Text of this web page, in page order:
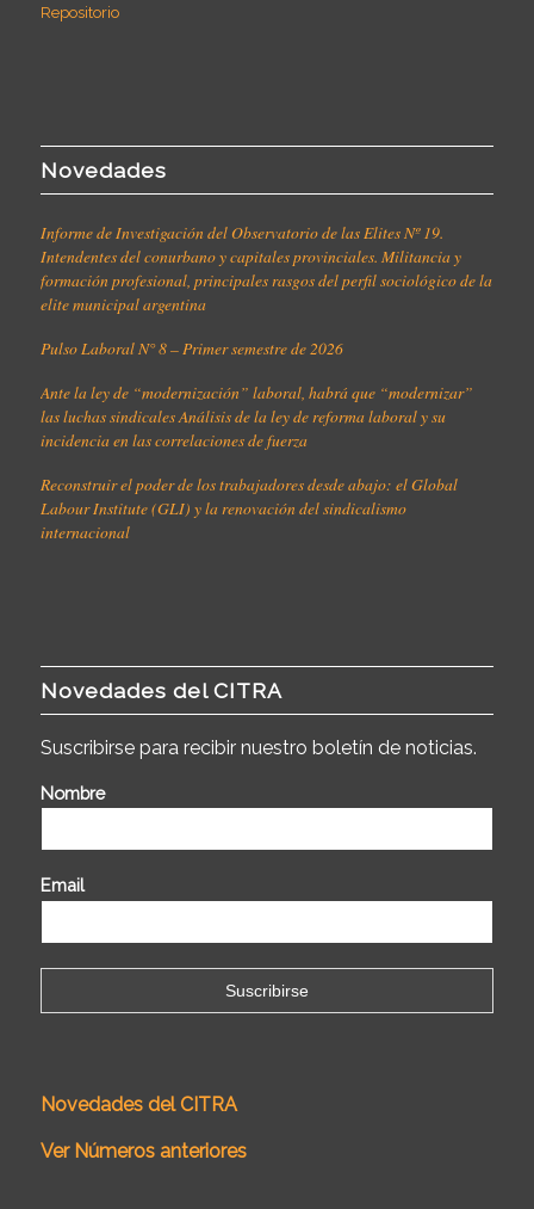
Repositorio
Novedades
Informe de Investigación del Observatorio de las Elites Nº 19.
Intendentes del conurbano y capitales provinciales. Militancia y
formación profesional, principales rasgos del perfil sociológico de la
elite municipal argentina
Pulso Laboral N° 8 – Primer semestre de 2026
Ante la ley de “modernización” laboral, habrá que “modernizar”
las luchas sindicales Análisis de la ley de reforma laboral y su
incidencia en las correlaciones de fuerza
Reconstruir el poder de los trabajadores desde abajo: el Global
Labour Institute (GLI) y la renovación del sindicalismo
internacional
Novedades del CITRA
Suscribirse para recibir nuestro boletín de noticias.
Nombre
Email
Novedades del CITRA
Ver Números anteriores